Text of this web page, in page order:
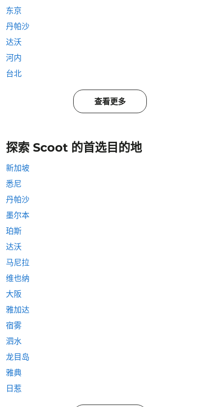
东京
丹帕沙
达沃
河内
台北
查看更多
探索 Scoot 的首选目的地
新加坡
悉尼
丹帕沙
墨尔本
珀斯
达沃
马尼拉
维也纳
大阪
雅加达
宿雾
泗水
龙目岛
雅典
日惹